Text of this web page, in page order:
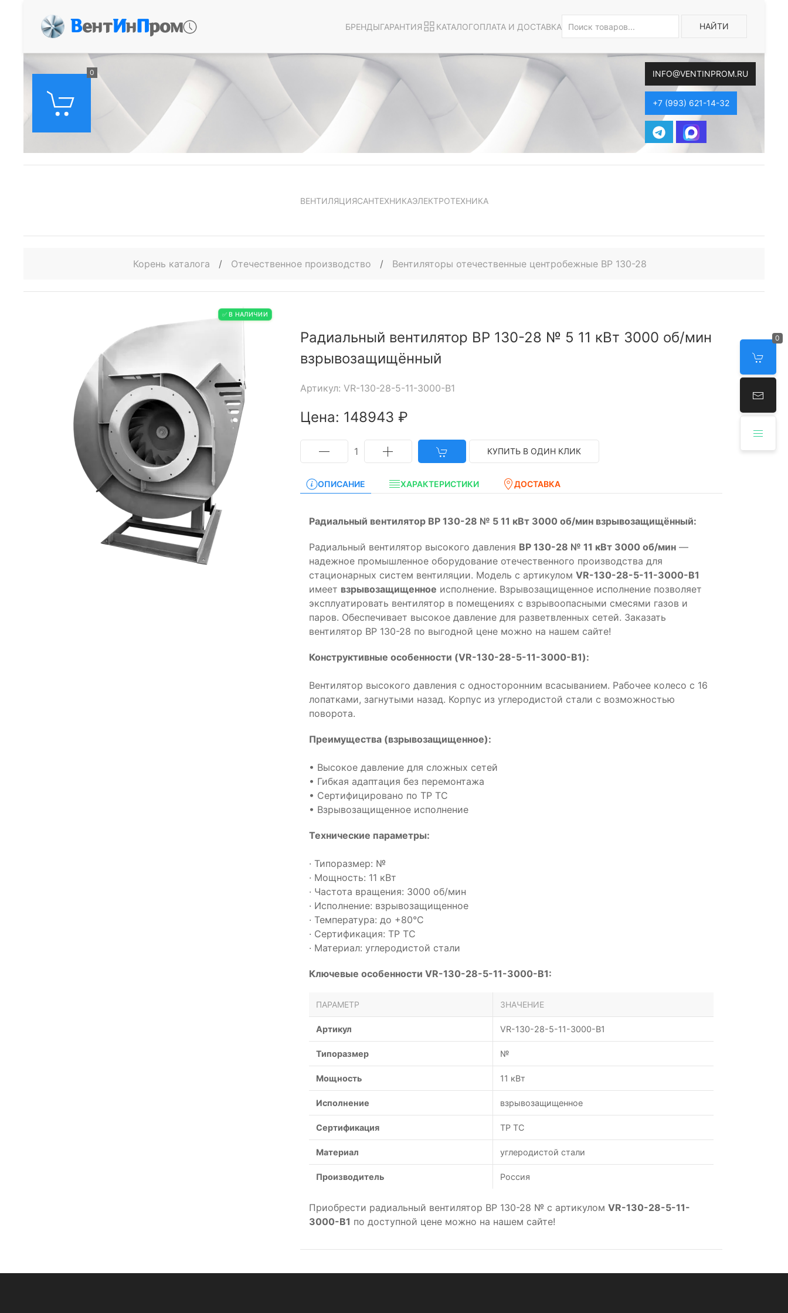
ВентИнПром БРЕНДЫГАРАНТИЯ КАТАЛОГОПЛАТА И ДОСТАВКА НАЙТИ
0 INFO@VENTINPROM.RU
+7 (993) 621-14-32
0
ВЕНТИЛЯЦИЯСАНТЕХНИКАЭЛЕКТРОТЕХНИКА
Корень каталога / Отечественное производство / Вентиляторы отечественные центробежные ВР 130-28
✅ В НАЛИЧИИ
Радиальный вентилятор ВР 130-28 № 5 11 кВт 3000 об/мин
взрывозащищённый
Артикул: VR-130-28-5-11-3000-B1
Цена: 148943 ₽
1 КУПИТЬ В ОДИН КЛИК
ОПИСАНИЕ ХАРАКТЕРИСТИКИ ДОСТАВКА
Радиальный вентилятор ВР 130-28 № 5 11 кВт 3000 об/мин взрывозащищённый:
Радиальный вентилятор высокого давления ВР 130-28 № 11 кВт 3000 об/мин —
надежное промышленное оборудование отечественного производства для
стационарных систем вентиляции. Модель с артикулом VR-130-28-5-11-3000-B1
имеет взрывозащищенное исполнение. Взрывозащищенное исполнение позволяет
эксплуатировать вентилятор в помещениях с взрывоопасными смесями газов и
паров. Обеспечивает высокое давление для разветвленных сетей. Заказать
вентилятор ВР 130-28 по выгодной цене можно на нашем сайте!
Конструктивные особенности (VR-130-28-5-11-3000-B1):
Вентилятор высокого давления с односторонним всасыванием. Рабочее колесо с 16
лопатками, загнутыми назад. Корпус из углеродистой стали с возможностью
поворота.
Преимущества (взрывозащищенное):
• Высокое давление для сложных сетей
• Гибкая адаптация без перемонтажа
• Сертифицировано по ТР ТС
• Взрывозащищенное исполнение
Технические параметры:
· Типоразмер: №
· Мощность: 11 кВт
· Частота вращения: 3000 об/мин
· Исполнение: взрывозащищенное
· Температура: до +80°С
· Сертификация: ТР ТС
· Материал: углеродистой стали
Ключевые особенности VR-130-28-5-11-3000-B1:
ПАРАМЕТР ЗНАЧЕНИЕ
Артикул VR-130-28-5-11-3000-B1
Типоразмер №
Мощность 11 кВт
Исполнение взрывозащищенное
Сертификация ТР ТС
Материал углеродистой стали
Производитель Россия
Приобрести радиальный вентилятор ВР 130-28 № с артикулом VR-130-28-5-11-
3000-B1 по доступной цене можно на нашем сайте!